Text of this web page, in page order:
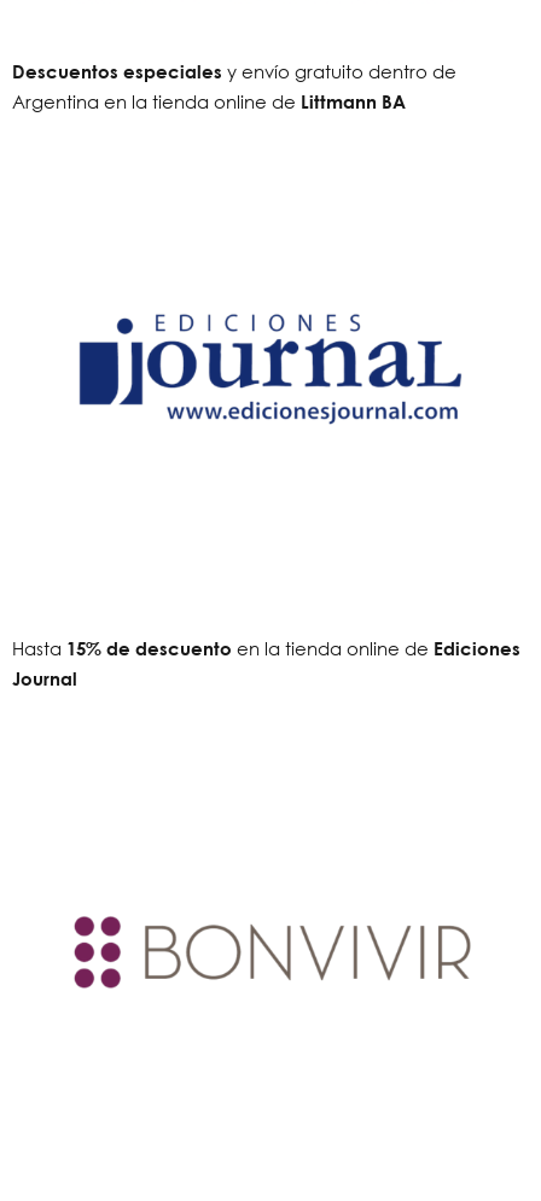
Descuentos especiales y envío gratuito dentro de
Argentina en la tienda online de Littmann BA
Hasta 15% de descuento en la tienda online de Ediciones
Journal